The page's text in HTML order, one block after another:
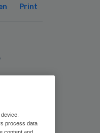
Print
process data